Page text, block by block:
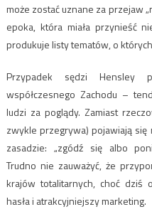
może zostać uznane za przejaw
epoka, która miała przynieść
produkuje listy tematów, o
Przypadek sędzi Hensley
współczesnego Zachodu –
ludzi za poglądy. Zamiast
zwykle przegrywa) pojawiają się
zasadzie: „zgódź się albo
Trudno nie zauważyć, że
krajów totalitarnych, choć dziś
hasła i atrakcyjniejszy marketing.